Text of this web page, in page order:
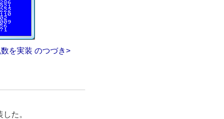
を実装 のつづき>
た。